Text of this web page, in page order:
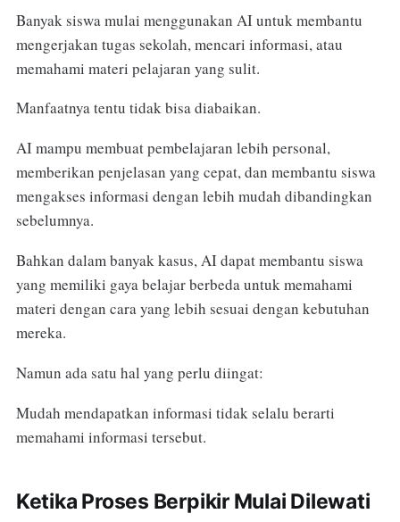
Banyak siswa mulai menggunakan AI untuk membantu
mengerjakan tugas sekolah, mencari informasi, atau
memahami materi pelajaran yang sulit.
Manfaatnya tentu tidak bisa diabaikan.
AI mampu membuat pembelajaran lebih personal,
memberikan penjelasan yang cepat, dan membantu siswa
mengakses informasi dengan lebih mudah dibandingkan
sebelumnya.
Bahkan dalam banyak kasus, AI dapat membantu siswa
yang memiliki gaya belajar berbeda untuk memahami
materi dengan cara yang lebih sesuai dengan kebutuhan
mereka.
Namun ada satu hal yang perlu diingat:
Mudah mendapatkan informasi tidak selalu berarti
memahami informasi tersebut.
Ketika Proses Berpikir Mulai Dilewati